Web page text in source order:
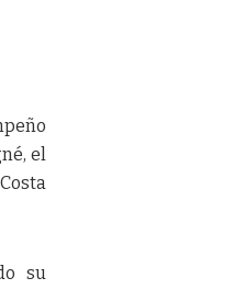
el
su